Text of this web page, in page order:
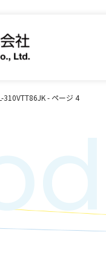
310VTT86JK- ページ 4